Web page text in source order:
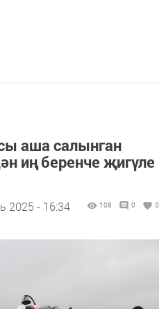
аша салынган
иң беренче җигүле
2025 - 16:34 108 0 0